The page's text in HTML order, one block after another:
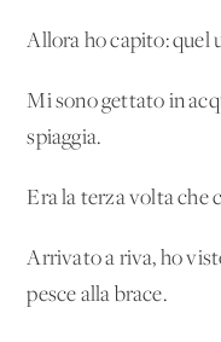
Allora ho capito:
Mi sono gettato in
spiaggia.
Era la terza volta che
Arrivato a riva, ho
pesce alla brace.